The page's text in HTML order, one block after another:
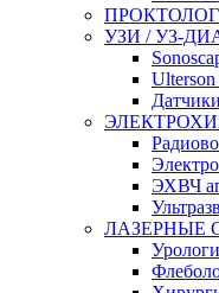
УЗИ / УЗ-
ЭХВЧ
ЛАЗЕРНЫЕ